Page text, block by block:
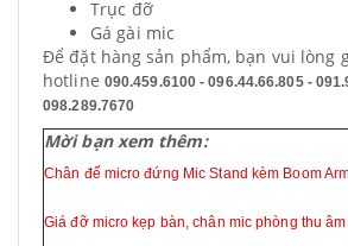
Trục đỡ
Gá gài mic
Để đặt hàng sản phẩm, bạn vui lòng
hotline 090.459.6100 - 096.44.66.805 -
098.289.7670
Mời bạn xem thêm:
Chân đế micro đứng Mic Stand kèm Boom
Giá đỡ micro kẹp bàn, chân mic phòng thu